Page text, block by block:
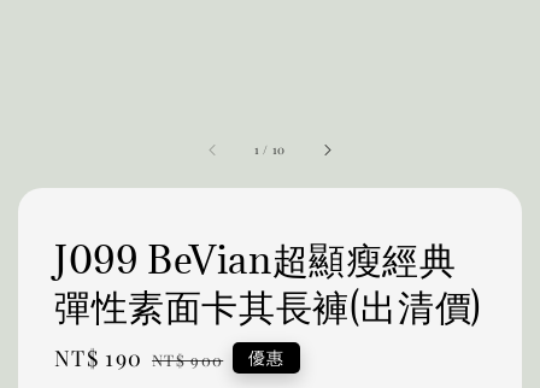
1 / 10
J099 BeVian超顯瘦經典
彈性素面卡其長褲(出清價)
Sale
NT$ 190 Regular
NT$ 900 優惠